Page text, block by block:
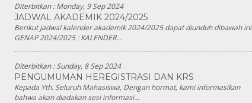
Diterbitkan :Monday, 9 Sep 2024
JADWAL AKADEMIK 2024/2025
Berikut jadwal kalender akademik 2024/2025 dapat diunduh dibawah ini
GENAP 2024/2025 : KALENDER...
Diterbitkan :Sunday, 8 Sep 2024
PENGUMUMAN HEREGISTRASI DAN KRS
Kepada Yth. Seluruh Mahasiswa, Dengan hormat, kami informasikan
bahwa akan diadakan sesi informasi...